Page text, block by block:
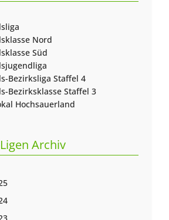
Nord
Süd
Bezirksliga Staffel 4
Bezirksklasse Staffel 3
Hochsauerland
Archiv